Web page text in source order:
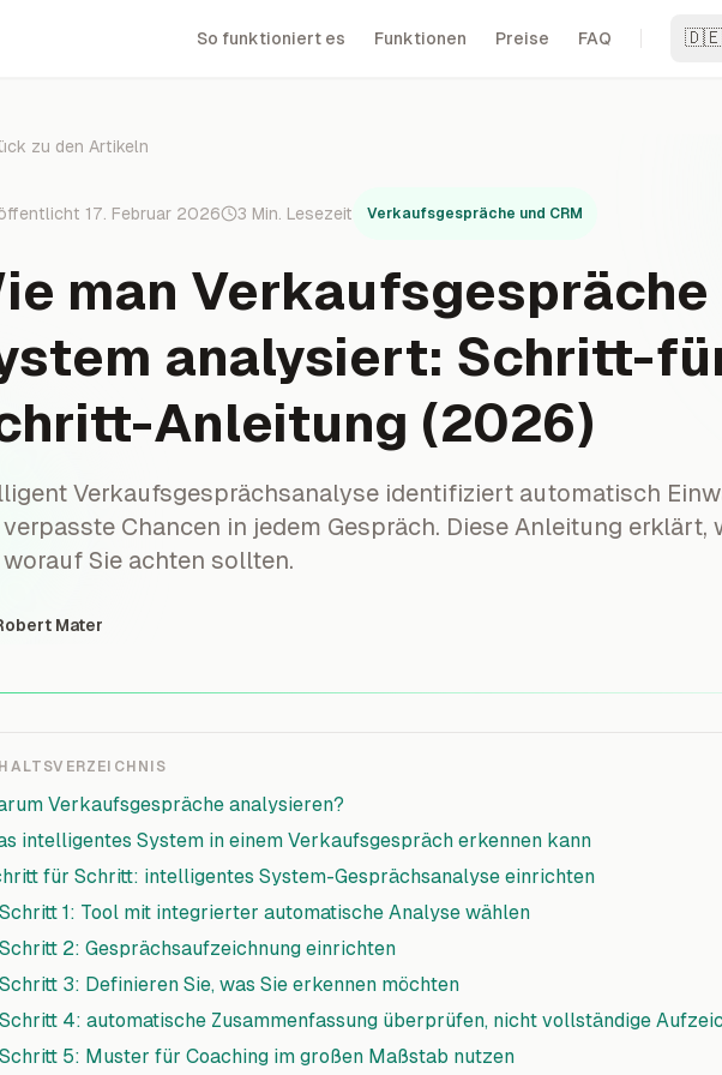
So funktioniert es Funktionen Preise FAQ 🇩🇪
zu den Artikeln
17. Februar 2026 3 Min. Lesezeit Verkaufsgespräche und CRM
man
analysiert: Schritt-
Anleitung (2026)
Verkaufsgesprächsanalyse identifiziert automatisch
Chancen in jedem Gespräch. Diese Anleitung erklärt,
worauf Sie achten sollten.
Mater
Verkaufsgespräche analysieren?
intelligentes System in einem Verkaufsgespräch erkennen kann
für Schritt: intelligentes System-Gesprächsanalyse einrichten
Schritt 1: Tool mit integrierter automatische Analyse wählen
Schritt 2: Gesprächsaufzeichnung einrichten
Schritt 3: Definieren Sie, was Sie erkennen möchten
Schritt 4: automatische Zusammenfassung überprüfen, nicht vollständige
Schritt 5: Muster für Coaching im großen Maßstab nutzen